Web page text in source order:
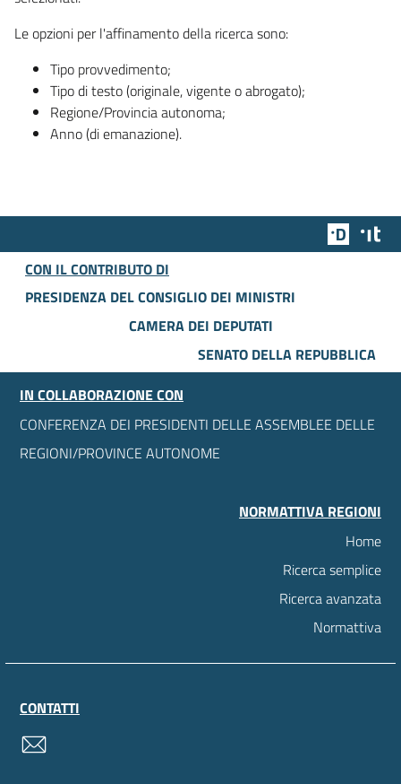
Le opzioni per l'affinamento della ricerca sono:
Tipo provvedimento;
Tipo di testo (originale, vigente o abrogato);
Regione/Provincia autonoma;
Anno (di emanazione).
Team
CON IL CONTRIBUTO DI
PRESIDENZA DEL CONSIGLIO DEI MINISTRI
CAMERA DEI DEPUTATI
SENATO DELLA REPUBBLICA
IN COLLABORAZIONE CON
CONFERENZA DEI PRESIDENTI DELLE ASSEMBLEE DELLE
REGIONI/PROVINCE AUTONOME
NORMATTIVA REGIONI
Home
Ricerca semplice
Ricerca avanzata
Normattiva
CONTATTI